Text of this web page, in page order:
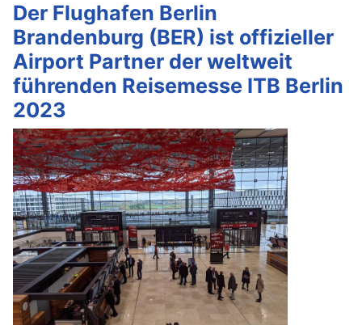
Der Flughafen Berlin
Brandenburg (BER) ist offizieller
Airport Partner der weltweit
führenden Reisemesse ITB Berlin
2023